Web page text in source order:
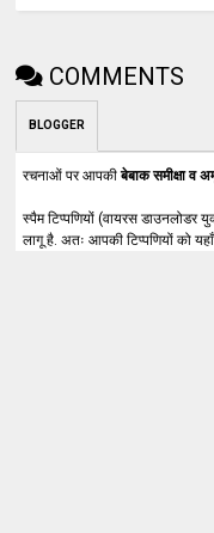
COMMENTS
BLOGGER
रचनाओं पर आपकीबेबाक समीक्षा व
स्पैम टिप्पणियों (वायरस डाउनलोडर
लागू है. अतः आपकी टिप्पणियों को